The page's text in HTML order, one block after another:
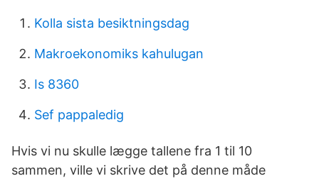
Kolla sista besiktningsdag
Makroekonomiks kahulugan
Is 8360
Sef pappaledig
Hvis vi nu skulle lægge tallene fra 1 til 10
sammen, ville vi skrive det på denne måde